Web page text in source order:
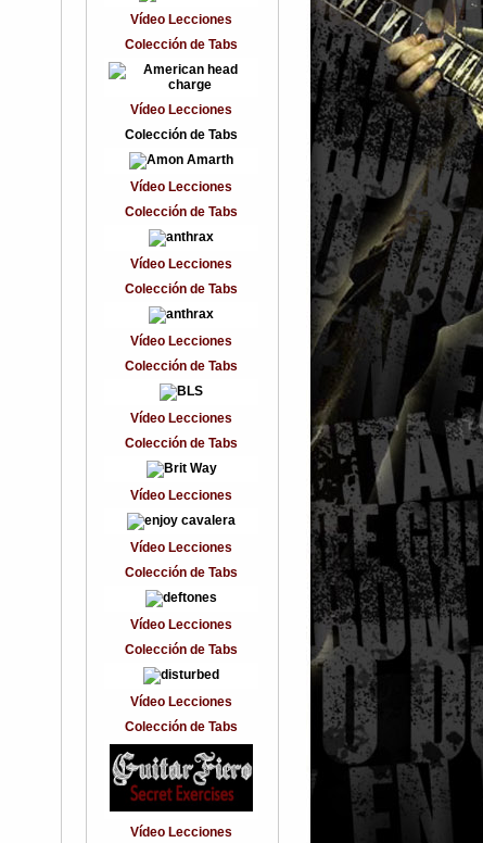
Vídeo Lecciones
Colección de Tabs
Vídeo Lecciones
Colección de Tabs
Vídeo Lecciones
Colección de Tabs
Vídeo Lecciones
Colección de Tabs
Vídeo Lecciones
Colección de Tabs
Vídeo Lecciones
Colección de Tabs
Vídeo Lecciones
Vídeo Lecciones
Colección de Tabs
Vídeo Lecciones
Colección de Tabs
Vídeo Lecciones
Colección de Tabs
Vídeo Lecciones